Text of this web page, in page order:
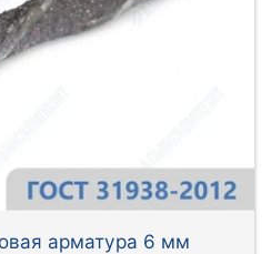
арматура 6 мм